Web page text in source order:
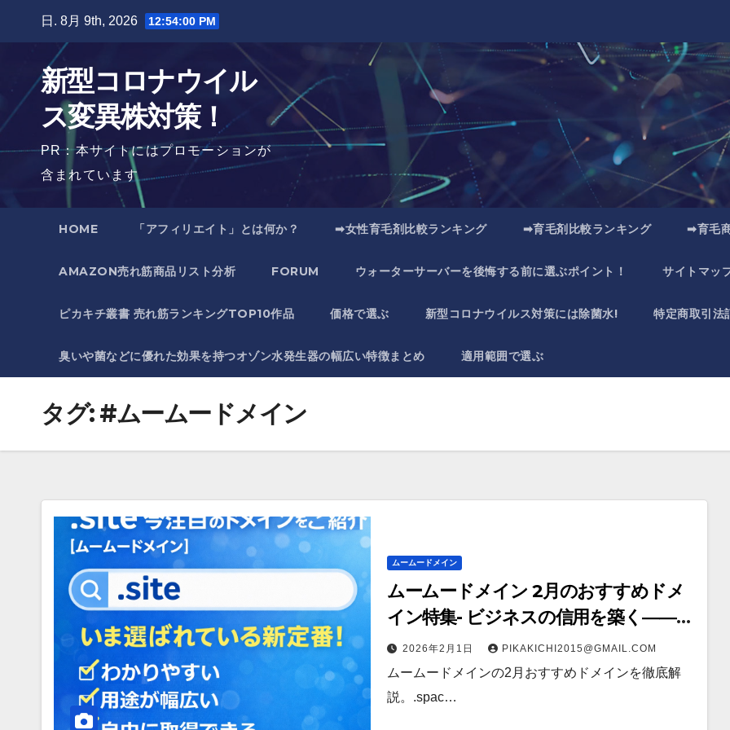
日. 8月 9th, 2026 12:54:02 PM
新型コロナウイル
ス変異株対策！
PR：本サイトにはプロモーションが
含まれています
HOME 「アフィリエイト」とは何か？ ➡女性育毛剤比較ランキング ➡育毛剤比較ランキング ➡育毛
AMAZON売れ筋商品リスト分析 FORUM ウォーターサーバーを後悔する前に選ぶポイント！ サイトマッ
ピカキチ叢書 売れ筋ランキングTOP10作品 価格で選ぶ 新型コロナウイルス対策には除菌水! 特定商取引法
臭いや菌などに優れた効果を持つオゾン水発生器の幅広い特徴まとめ 適用範囲で選ぶ
タグ:#ムームードメイン
ムームードメイン
ムームードメイン 2月のおすすめドメ
イン特集- ビジネスの信用を築く――そ
のすべての起点となるのが独自ドメイ
ン
2026年2月1日 PIKAKICHI2015@GMAIL.COM
ムームードメインの2月おすすめドメインを徹底解
説。.spac…